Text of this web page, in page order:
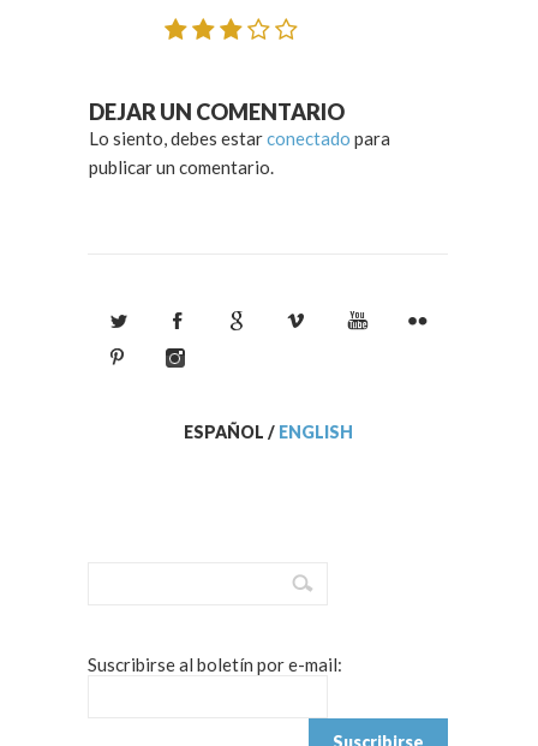
DEJAR UN COMENTARIO
Lo siento, debes estarconectado para
publicar un comentario.
ESPAÑOL / ENGLISH
Suscribirse al boletín por e-mail: